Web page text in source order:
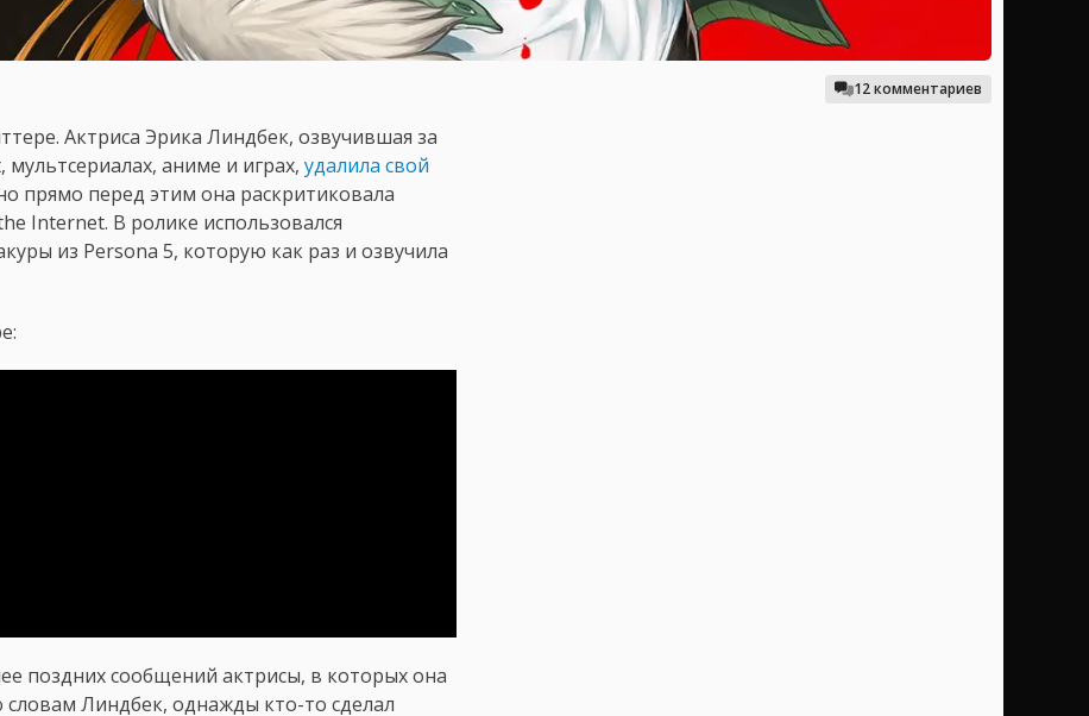
12 комментариев
Актриса Эрика Линдбек, озвучившая за
аниме и играх, удалила свой
прямо перед этим она раскритиковала
Internet. В ролике использовался
из Persona 5, которую как раз и озвучила
поздних сообщений актрисы, в которых она
Линдбек, однажды кто-то сделал